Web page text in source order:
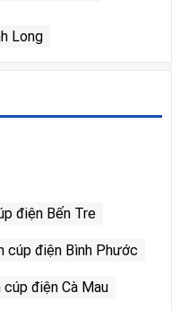
Long
điện Bến Tre
cúp điện Bình Phước
cúp điện Cà Mau